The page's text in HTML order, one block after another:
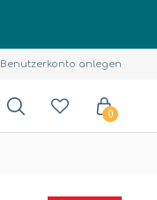
Benutzerkonto anlegen
0